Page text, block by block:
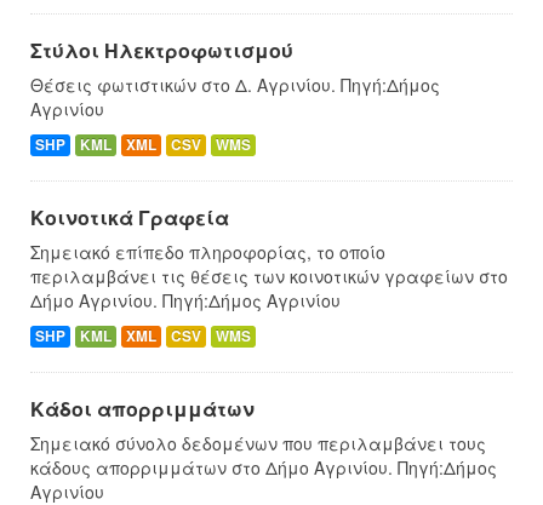
Στύλοι Ηλεκτροφωτισμού
Θέσεις φωτιστικών στο Δ. Αγρινίου. Πηγή:Δήμος
Αγρινίου
SHP KML XML CSV WMS
Κοινοτικά Γραφεία
Σημειακό επίπεδο πληροφορίας, το οποίο
περιλαμβάνει τις θέσεις των κοινοτικών γραφείων στο
Δήμο Αγρινίου. Πηγή:Δήμος Αγρινίου
SHP KML XML CSV WMS
Κάδοι απορριμμάτων
Σημειακό σύνολο δεδομένων που περιλαμβάνει τους
κάδους απορριμμάτων στο Δήμο Αγρινίου. Πηγή:Δήμος
Αγρινίου